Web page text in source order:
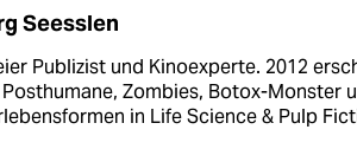
Seesslen
Publizist und Kinoexperte. 2012
Zombies, Botox-Monster
in Life Science & Pulp